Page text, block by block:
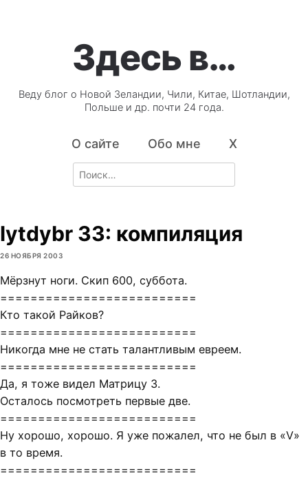
Здесь в…
Веду блог о Новой Зеландии, Чили, Китае, Шотландии,
Польше и др. почти 24 года.
О сайте Обо мне X
Search
for:
lytdybr 33: компиляция
26 НОЯБРЯ 2003
Мёрзнут ноги. Скип 600, суббота.
==========================
Кто такой Райков?
==========================
Никогда мне не стать талантливым евреем.
==========================
Да, я тоже видел Матрицу 3.
Осталось посмотреть первые две.
==========================
Ну хорошо, хорошо. Я уже пожалел, что не был в «V»
в то время.
==========================